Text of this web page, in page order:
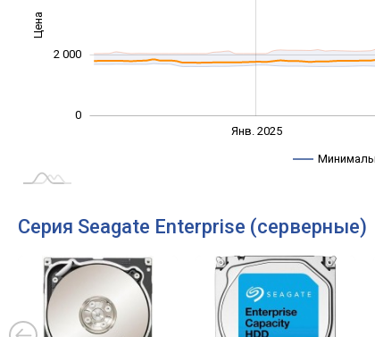
Цена
0
2 000
Янв. 2025
Серия Seagate Enterprise (серверные)